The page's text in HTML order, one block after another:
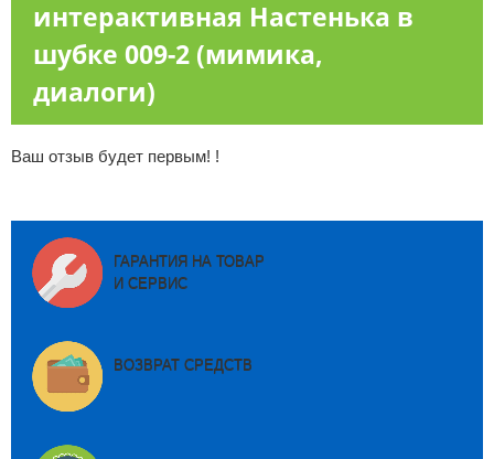
интерактивная Настенька в
шубке 009-2 (мимика,
диалоги)
Ваш отзыв будет первым! !
ГАРАНТИЯ НА ТОВАР
И СЕРВИС
ВОЗВРАТ СРЕДСТВ